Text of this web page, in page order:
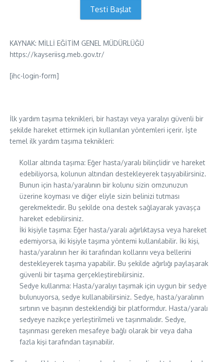
Testi Başlat
KAYNAK: MİLLİ EĞİTİM GENEL MÜDÜRLÜĞÜ
https://kayseriisg.meb.gov.tr/
[ihc-login-form]
İlk yardım taşıma teknikleri, bir hastayı veya yaralıyı güvenli bir
şekilde hareket ettirmek için kullanılan yöntemleri içerir. İşte
temel ilk yardım taşıma teknikleri:
Kollar altında taşıma: Eğer hasta/yaralı bilinçlidir ve hareket
edebiliyorsa, kolunun altından destekleyerek taşıyabilirsiniz.
Bunun için hasta/yaralının bir kolunu sizin omzunuzun
üzerine koyması ve diğer eliyle sizin belinizi tutması
gerekmektedir. Bu şekilde ona destek sağlayarak yavaşça
hareket edebilirsiniz.
İki kişiyle taşıma: Eğer hasta/yaralı ağırlıktaysa veya hareket
edemiyorsa, iki kişiyle taşıma yöntemi kullanılabilir. İki kişi,
hasta/yaralının her iki tarafından kollarını veya bellerini
destekleyerek taşıma yapabilir. Bu şekilde ağırlığı paylaşarak
güvenli bir taşıma gerçekleştirebilirsiniz.
Sedye kullanma: Hasta/yaralıyı taşımak için uygun bir sedye
bulunuyorsa, sedye kullanabilirsiniz. Sedye, hasta/yaralının
sırtının ve başının desteklendiği bir platformdur. Hasta/yaralı
sedyeye nazikçe yerleştirilmeli ve taşınmalıdır. Sedye,
taşınması gereken mesafeye bağlı olarak bir veya daha
fazla kişi tarafından taşınabilir.